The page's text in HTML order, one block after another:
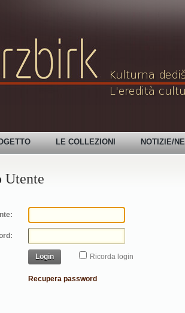
LE COLLEZIONI NOTIZIE/
Utente
Login Ricorda login
Recupera password